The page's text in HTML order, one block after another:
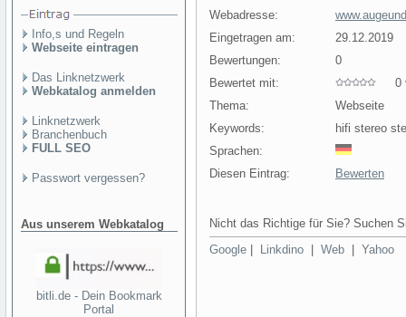
Info,s und Regeln
Webseite eintragen
Das Linknetzwerk
Webkatalog anmelden
Linknetzwerk
Branchenbuch
FULL SEO
Passwort vergessen?
Aus unserem Webkatalog
bitli.de - Dein Bookmark
Portal
Webadresse:
Eingetragen am:
29.12.2019
Bewertungen:
0
Bewertet mit:
0
Thema:
Webseite
Keywords:
hifi stereo
Sprachen:
Diesen Eintrag:
Bewerten
Nicht das Richtige für Sie? Suchen
Google
Linkdino Web Yahoo